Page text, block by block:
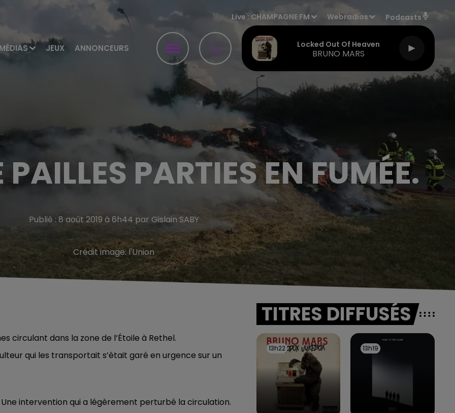
MÉDIAS JEUX ANNONCEURS
Live : CHAMPAGNE FM Webradios Podcasts
Locked Out Of Heaven
BRUNO MARS
PARTIES EN FUMÉE.
Publié : 8 août 2019 à 6h44 par Gislain SABY
Crédit image: l'Union
circulant dans la zone de l’Étoile à Rethel.
qui les transportait s’était garé en urgence sur un
intervention qui a légèrement perturbé la circulation.
TITRES DIFFUSÉS
13h22
13h22 13h19
13h19